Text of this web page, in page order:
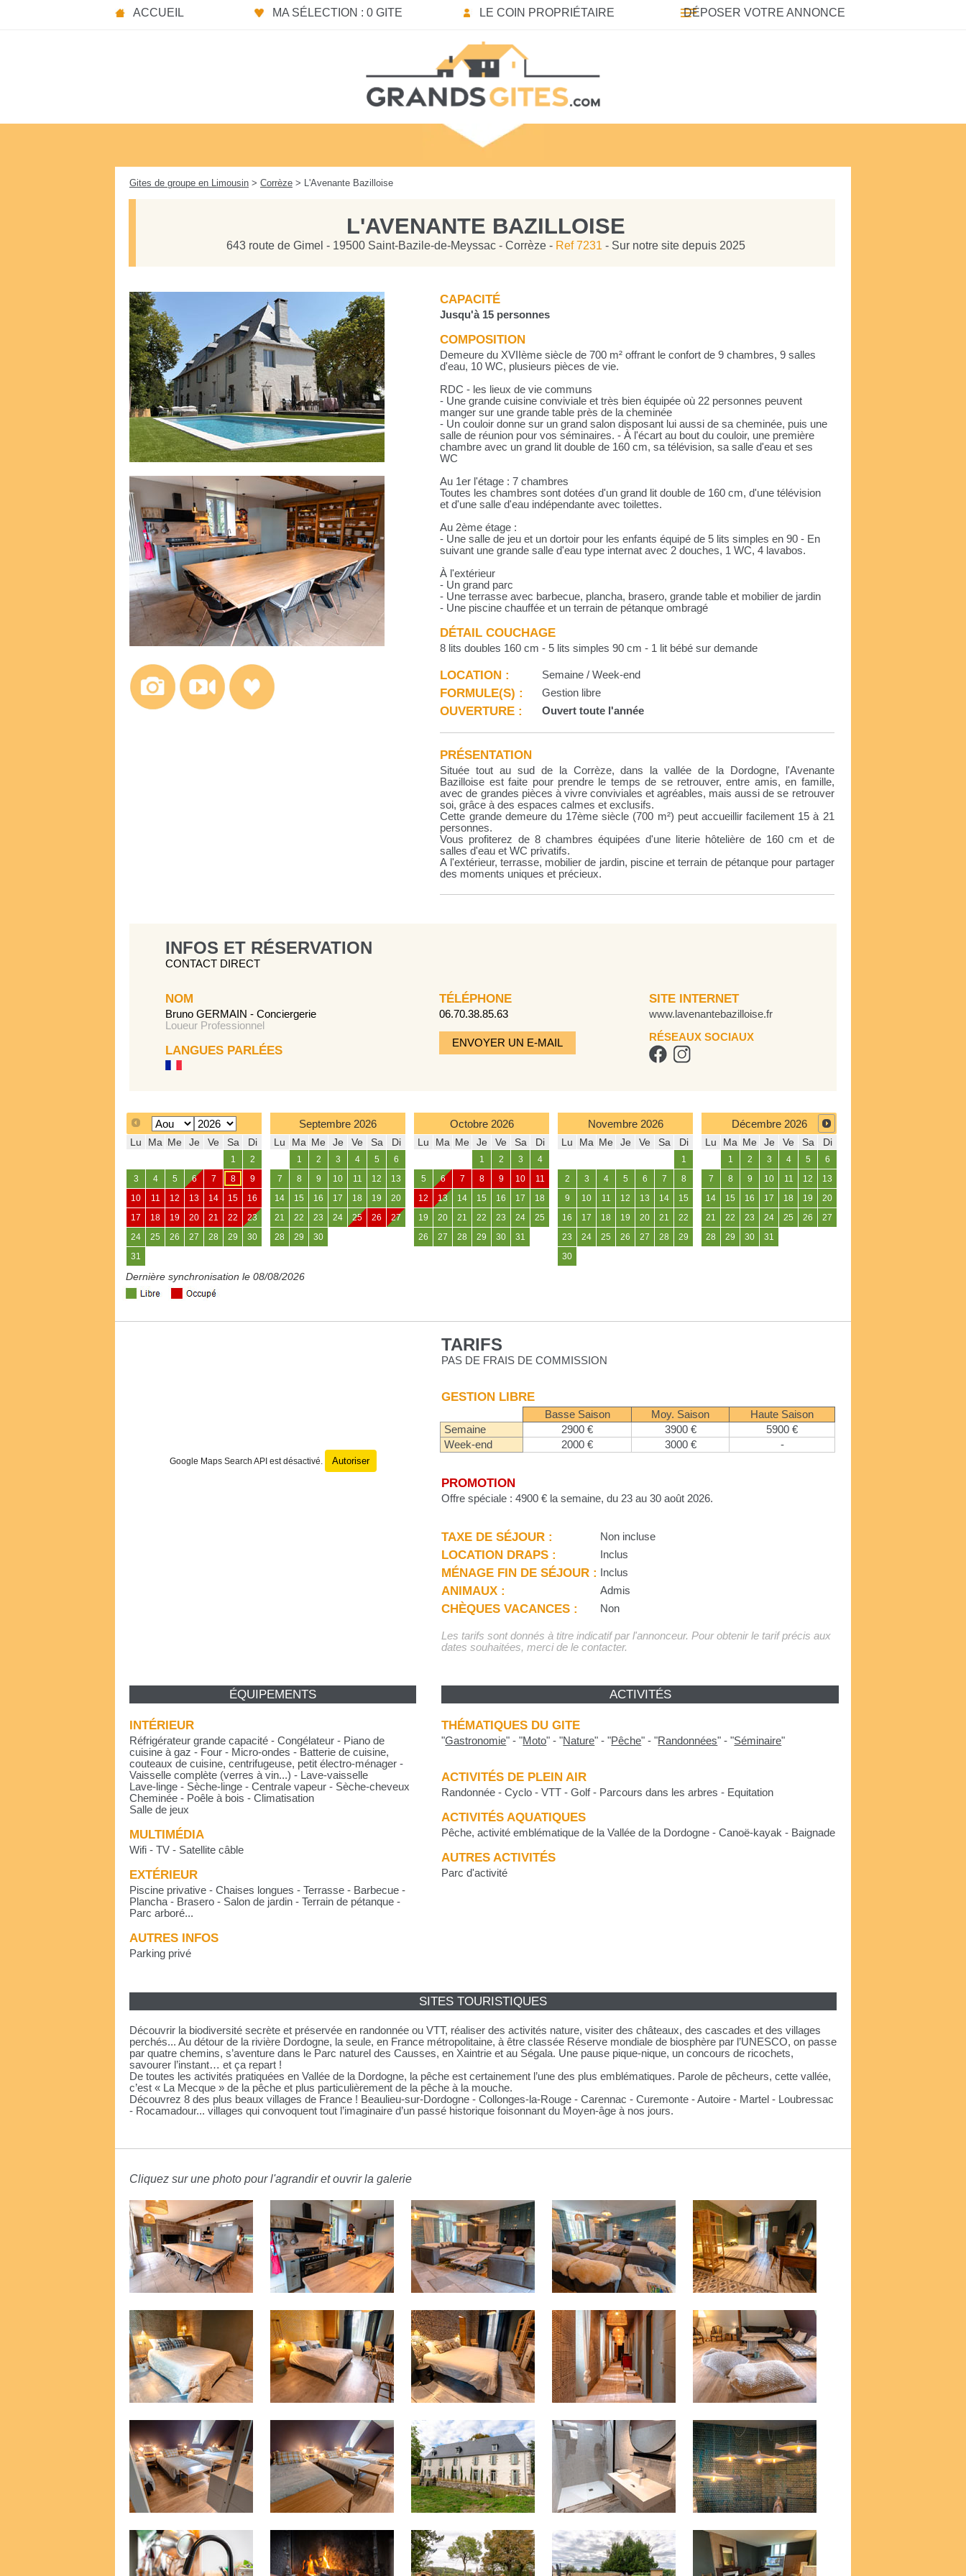
ACCUEIL MA SÉLECTION : 0 GITE LE COIN PROPRIÉTAIRE DÉPOSER VOTRE ANNONCE
Gites de groupe en Limousin > Corrèze > L'Avenante Bazilloise
L'AVENANTE BAZILLOISE
643 route de Gimel - 19500 Saint-Bazile-de-Meyssac - Corrèze - Ref 7231 - Sur notre site depuis 2025
CAPACITÉ
Jusqu'à 15 personnes
COMPOSITION
Demeure du XVIIème siècle de 700 m² offrant le confort de 9 chambres, 9 salles
d'eau, 10 WC, plusieurs pièces de vie.
RDC - les lieux de vie communs
- Une grande cuisine conviviale et très bien équipée où 22 personnes peuvent
manger sur une grande table près de la cheminée
- Un couloir donne sur un grand salon disposant lui aussi de sa cheminée, puis une
salle de réunion pour vos séminaires. - À l'écart au bout du couloir, une première
chambre avec un grand lit double de 160 cm, sa télévision, sa salle d'eau et ses
WC
Au 1er l'étage : 7 chambres
Toutes les chambres sont dotées d'un grand lit double de 160 cm, d'une télévision
et d'une salle d'eau indépendante avec toilettes.
Au 2ème étage :
- Une salle de jeu et un dortoir pour les enfants équipé de 5 lits simples en 90 - En
suivant une grande salle d'eau type internat avec 2 douches, 1 WC, 4 lavabos.
À l'extérieur
- Un grand parc
- Une terrasse avec barbecue, plancha, brasero, grande table et mobilier de jardin
- Une piscine chauffée et un terrain de pétanque ombragé
DÉTAIL COUCHAGE
8 lits doubles 160 cm - 5 lits simples 90 cm - 1 lit bébé sur demande
LOCATION : Semaine / Week-end
FORMULE(S) : Gestion libre
OUVERTURE : Ouvert toute l'année
PRÉSENTATION
Située tout au sud de la Corrèze, dans la vallée de la Dordogne, l'Avenante
Bazilloise est faite pour prendre le temps de se retrouver, entre amis, en famille,
avec de grandes pièces à vivre conviviales et agréables, mais aussi de se retrouver
soi, grâce à des espaces calmes et exclusifs.
Cette grande demeure du 17ème siècle (700 m²) peut accueillir facilement 15 à 21
personnes.
Vous profiterez de 8 chambres équipées d'une literie hôtelière de 160 cm et de
salles d'eau et WC privatifs.
A l'extérieur, terrasse, mobilier de jardin, piscine et terrain de pétanque pour partager
des moments uniques et précieux.
INFOS ET RÉSERVATION
CONTACT DIRECT
NOM
Bruno GERMAIN - Conciergerie
Loueur Professionnel
LANGUES PARLÉES
TÉLÉPHONE
06.70.38.85.63
ENVOYER UN E-MAIL
SITE INTERNET
www.lavenantebazilloise.fr
RÉSEAUX SOCIAUX
Lu Ma Me Je Ve Sa Di
1 2
3 4 5 6 7 8 9
10 11 12 13 14 15 16
17 18 19 20 21 22 23
24 25 26 27 28 29 30
31
Septembre 2026
Lu Ma Me Je Ve Sa Di
1 2 3 4 5 6
7 8 9 10 11 12 13
14 15 16 17 18 19 20
21 22 23 24 25 26 27
28 29 30
Octobre 2026
Lu Ma Me Je Ve Sa Di
1 2 3 4
5 6 7 8 9 10 11
12 13 14 15 16 17 18
19 20 21 22 23 24 25
26 27 28 29 30 31
Novembre 2026
Lu Ma Me Je Ve Sa Di
1
2 3 4 5 6 7 8
9 10 11 12 13 14 15
16 17 18 19 20 21 22
23 24 25 26 27 28 29
30
Décembre 2026
Lu Ma Me Je Ve Sa Di
1 2 3 4 5 6
7 8 9 10 11 12 13
14 15 16 17 18 19 20
21 22 23 24 25 26 27
28 29 30 31
Dernière synchronisation le 08/08/2026
Google Maps Search API est désactivé. Autoriser
TARIFS
PAS DE FRAIS DE COMMISSION
GESTION LIBRE
Basse Saison Moy. Saison
Haute Saison
Semaine
2900 € 3900 €
5900 €
Week-end
2000 € 3000 € -
PROMOTION
Offre spéciale : 4900 € la semaine, du 23 au 30 août 2026.
TAXE DE SÉJOUR : Non incluse
LOCATION DRAPS : Inclus
MÉNAGE FIN DE SÉJOUR : Inclus
ANIMAUX : Admis
CHÈQUES VACANCES : Non
Les tarifs sont donnés à titre indicatif par l'annonceur. Pour obtenir le tarif précis aux
dates souhaitées, merci de le contacter.
ÉQUIPEMENTS
INTÉRIEUR
Réfrigérateur grande capacité - Congélateur - Piano de
cuisine à gaz - Four - Micro-ondes - Batterie de cuisine,
couteaux de cuisine, centrifugeuse, petit électro-ménager -
Vaisselle complète (verres à vin...) - Lave-vaisselle
Lave-linge - Sèche-linge - Centrale vapeur - Sèche-cheveux
Cheminée - Poêle à bois - Climatisation
Salle de jeux
MULTIMÉDIA
Wifi - TV - Satellite câble
EXTÉRIEUR
Piscine privative - Chaises longues - Terrasse - Barbecue -
Plancha - Brasero - Salon de jardin - Terrain de pétanque -
Parc arboré...
AUTRES INFOS
Parking privé
ACTIVITÉS
THÉMATIQUES DU GITE
"Gastronomie" -"Moto" -"Nature" -"Pêche" -"Randonnées" -"Séminaire"
ACTIVITÉS DE PLEIN AIR
Randonnée - Cyclo - VTT - Golf - Parcours dans les arbres - Equitation
ACTIVITÉS AQUATIQUES
Pêche, activité emblématique de la Vallée de la Dordogne - Canoë-kayak - Baignade
AUTRES ACTIVITÉS
Parc d'activité
SITES TOURISTIQUES
Découvrir la biodiversité secrète et préservée en randonnée ou VTT, réaliser des activités nature, visiter des châteaux, des cascades et des villages
perchés... Au détour de la rivière Dordogne, la seule, en France métropolitaine, à être classée Réserve mondiale de biosphère par l’UNESCO, on passe
par quatre chemins, s’aventure dans le Parc naturel des Causses, en Xaintrie et au Ségala. Une pause pique-nique, un concours de ricochets,
savourer l’instant… et ça repart !
De toutes les activités pratiquées en Vallée de la Dordogne, la pêche est certainement l’une des plus emblématiques. Parole de pêcheurs, cette vallée,
c’est « La Mecque » de la pêche et plus particulièrement de la pêche à la mouche.
Découvrez 8 des plus beaux villages de France ! Beaulieu-sur-Dordogne - Collonges-la-Rouge - Carennac - Curemonte - Autoire - Martel - Loubressac
- Rocamadour... villages qui convoquent tout l’imaginaire d’un passé historique foisonnant du Moyen-âge à nos jours.
Cliquez sur une photo pour l'agrandir et ouvrir la galerie
Panneau de gestion des cookies